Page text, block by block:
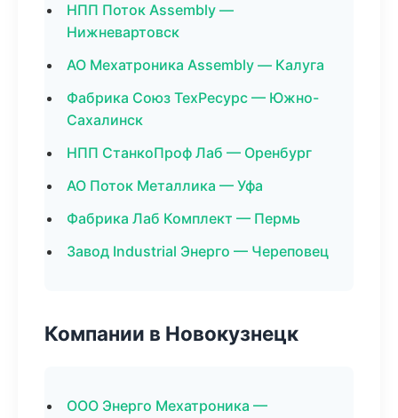
НПП Поток Assembly —
Нижневартовск
АО Мехатроника Assembly — Калуга
Фабрика Союз ТехРесурс — Южно-
Сахалинск
НПП СтанкоПроф Лаб — Оренбург
АО Поток Металлика — Уфа
Фабрика Лаб Комплект — Пермь
Завод Industrial Энерго — Череповец
Компании в Новокузнецк
ООО Энерго Мехатроника —